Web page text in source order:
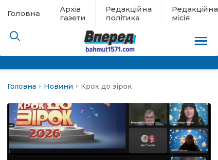
Головна
Архів
газети
Редакційна
політика
Редакційна
місія
евакуації
Головна Новини Крок до зірок